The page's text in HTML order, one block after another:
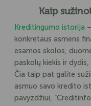
Kaip
Kreditingumo istorija
konkretaus asmens
esamos skolos,
paskolų kiekis ir
Čia taip pat galite
asmuo savo kredito
pavyzdžiui,